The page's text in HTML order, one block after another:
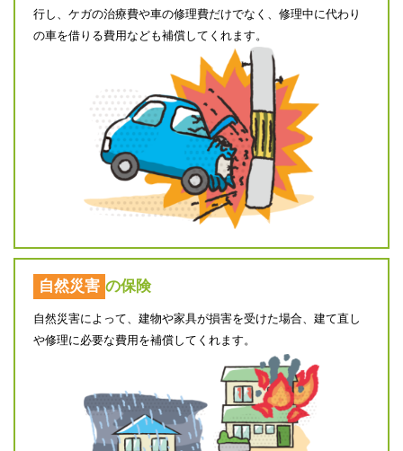
行し、ケガの治療費や車の修理費だけでなく、修理中に代わり
の車を借りる費用なども補償してくれます。
自然災害 の保険
自然災害によって、建物や家具が損害を受けた場合、建て直し
や修理に必要な費用を補償してくれます。